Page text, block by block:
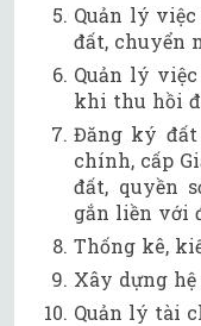
Quản lý
đất, chuyển
Quản lý
khi thu hồi
Đăng ký
chính, cấp
đất, quyền
gắn liền với
Thống kê,
Xây dựng
Quản lý tài